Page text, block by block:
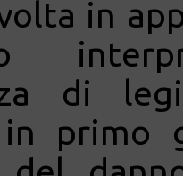
in
di
primo